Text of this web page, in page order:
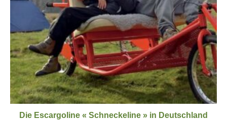
Die Escargoline « Schneckeline » in Deutschland